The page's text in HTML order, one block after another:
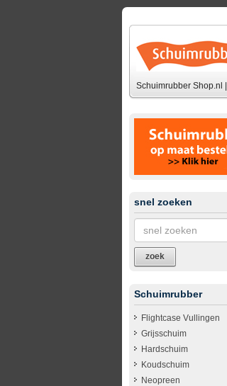
Schuimrubber Shop.nl
snel zoeken
zoek
Schuimrubber
Flightcase Vullingen
Grijsschuim
Hardschuim
Koudschuim
Neopreen